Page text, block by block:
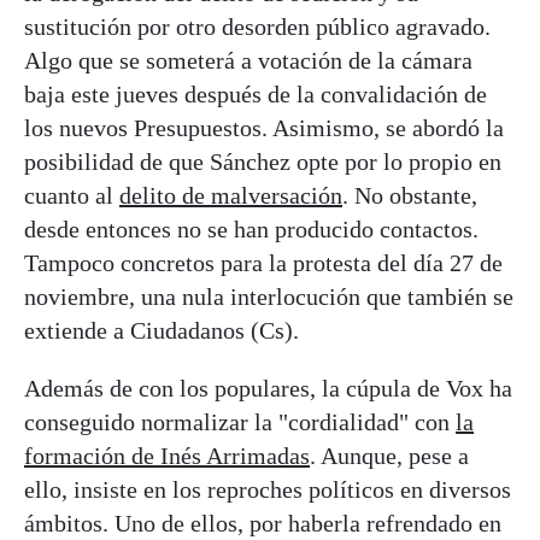
sustitución por otro desorden público agravado.
Algo que se someterá a votación de la cámara
baja este jueves después de la convalidación de
los nuevos Presupuestos. Asimismo, se abordó la
posibilidad de que Sánchez opte por lo propio en
cuanto al delito de malversación. No obstante,
desde entonces no se han producido contactos.
Tampoco concretos para la protesta del día 27 de
noviembre, una nula interlocución que también se
extiende a Ciudadanos (Cs).
Además de con los populares, la cúpula de Vox ha
conseguido normalizar la "cordialidad" con la
formación de Inés Arrimadas. Aunque, pese a
ello, insiste en los reproches políticos en diversos
ámbitos. Uno de ellos, por haberla refrendado en